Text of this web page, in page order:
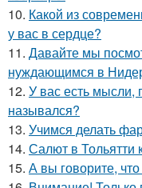
10. Какой из
у вас в сердце?
11. Давайте мы
нуждающимся в
12. У вас есть мысли,
назывался?
13. Учимся делать
14. Салют в Тольятти
15. А вы говорите,